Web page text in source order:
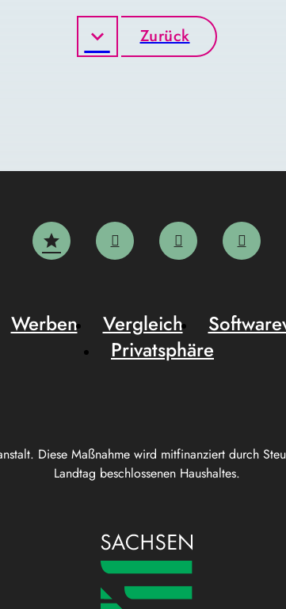
Zurück
Diese Maßnahme wird mitfinanziert durch
Landtag beschlossenen Haushaltes.
Werben Vergleich
Privatsphäre